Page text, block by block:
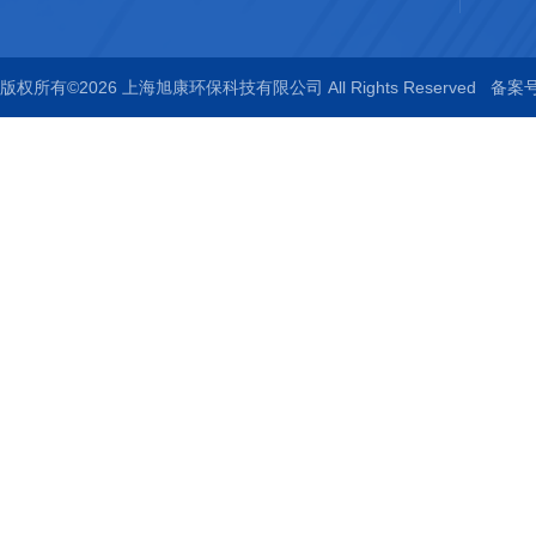
版权所有©2026 上海旭康环保科技有限公司 All Rights Reserved 备案